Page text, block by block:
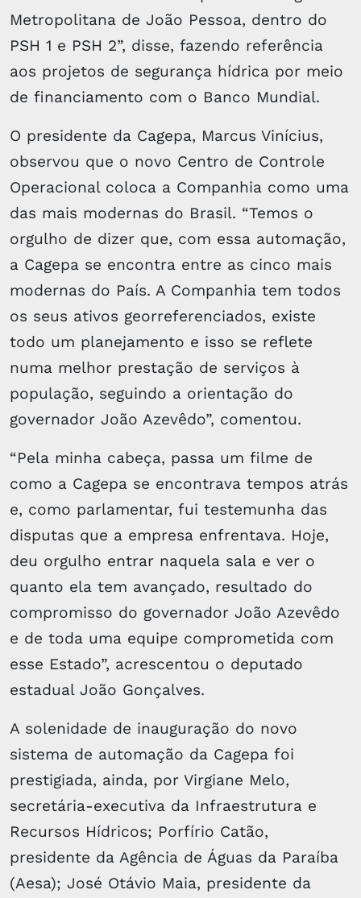
Metropolitana de João Pessoa, dentro do
PSH 1 e PSH 2”, disse, fazendo referência
aos projetos de segurança hídrica por meio
de financiamento com o Banco Mundial.
O presidente da Cagepa, Marcus Vinícius,
observou que o novo Centro de Controle
Operacional coloca a Companhia como uma
das mais modernas do Brasil. “Temos o
orgulho de dizer que, com essa automação,
a Cagepa se encontra entre as cinco mais
modernas do País. A Companhia tem todos
os seus ativos georreferenciados, existe
todo um planejamento e isso se reflete
numa melhor prestação de serviços à
população, seguindo a orientação do
governador João Azevêdo”, comentou.
“Pela minha cabeça, passa um filme de
como a Cagepa se encontrava tempos atrás
e, como parlamentar, fui testemunha das
disputas que a empresa enfrentava. Hoje,
deu orgulho entrar naquela sala e ver o
quanto ela tem avançado, resultado do
compromisso do governador João Azevêdo
e de toda uma equipe comprometida com
esse Estado”, acrescentou o deputado
estadual João Gonçalves.
A solenidade de inauguração do novo
sistema de automação da Cagepa foi
prestigiada, ainda, por Virgiane Melo,
secretária-executiva da Infraestrutura e
Recursos Hídricos; Porfírio Catão,
presidente da Agência de Águas da Paraíba
(Aesa); José Otávio Maia, presidente da